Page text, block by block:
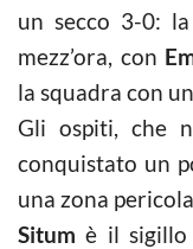
un secco 3-0:
mezz’ora, con
la squadra con
Gli ospiti, che
conquistato un
una zona
Situm è il sigillo